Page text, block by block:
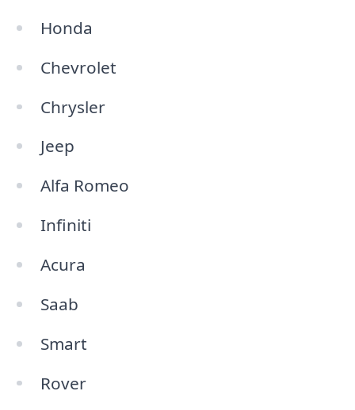
Honda
Chevrolet
Chrysler
Jeep
Alfa Romeo
Infiniti
Acura
Saab
Smart
Rover